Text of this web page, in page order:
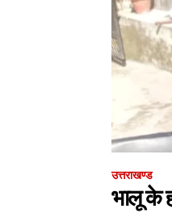
उत्तराखण्ड
भालू के